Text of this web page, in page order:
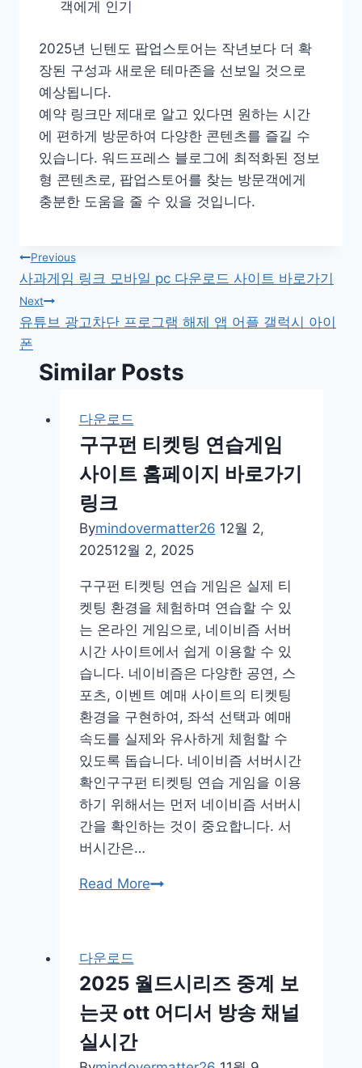
객에게 인기
2025년 닌텐도 팝업스토어는 작년보다 더 확
장된 구성과 새로운 테마존을 선보일 것으로
예상됩니다.
예약 링크만 제대로 알고 있다면 원하는 시간
에 편하게 방문하여 다양한 콘텐츠를 즐길 수
있습니다. 워드프레스 블로그에 최적화된 정보
형 콘텐츠로, 팝업스토어를 찾는 방문객에게
충분한 도움을 줄 수 있을 것입니다.
글
탐
색
Previous
사과게임 링크 모바일 pc 다운로드 사이트 바로가기
Next
유튜브 광고차단 프로그램 해제 앱 어플 갤럭시 아이
폰
Similar Posts
다운로드
구구펀 티켓팅 연습게임
사이트 홈페이지 바로가기
링크
Bymindovermatter26 12월 2,
202512월 2, 2025
구구펀 티켓팅 연습 게임은 실제 티
켓팅 환경을 체험하며 연습할 수 있
는 온라인 게임으로, 네이비즘 서버
시간 사이트에서 쉽게 이용할 수 있
습니다. 네이비즘은 다양한 공연, 스
포츠, 이벤트 예매 사이트의 티켓팅
환경을 구현하여, 좌석 선택과 예매
속도를 실제와 유사하게 체험할 수
있도록 돕습니다. 네이비즘 서버시간
확인구구펀 티켓팅 연습 게임을 이용
하기 위해서는 먼저 네이비즘 서버시
간을 확인하는 것이 중요합니다. 서
버시간은…
Read More구
팅
연
다운로드
2025 월드시리즈 중계 보
는곳 ott 어디서 방송 채널
실시간